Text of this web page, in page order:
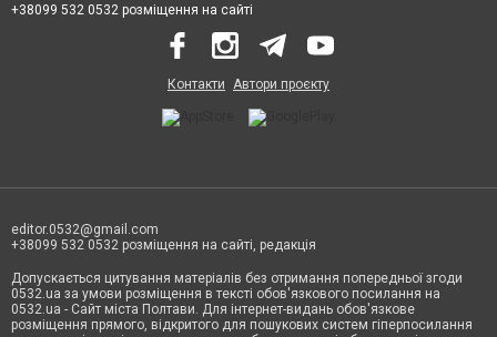
+38099 532 0532 розміщення на сайті
Контакти Автори проєкту
editor.0532@gmail.com
+38099 532 0532 розміщення на сайті, редакція
Допускається цитування матеріалів без отримання попередньої згоди
0532.ua за умови розміщення в тексті обов'язкового посилання на
0532.ua - Сайт міста Полтави. Для інтернет-видань обов'язкове
розміщення прямого, відкритого для пошукових систем гіперпосилання